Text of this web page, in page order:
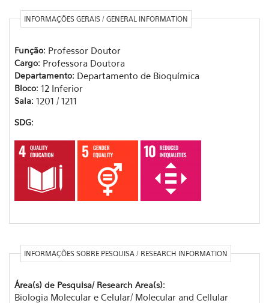
INFORMAÇÕES GERAIS / GENERAL INFORMATION
Função: Professor Doutor
Cargo: Professora Doutora
Departamento: Departamento de Bioquímica
Bloco: 12 Inferior
Sala: 1201 / 1211
SDG:
INFORMAÇÕES SOBRE PESQUISA / RESEARCH INFORMATION
Área(s) de Pesquisa/ Research Area(s):
Biologia Molecular e Celular/ Molecular and Cellular